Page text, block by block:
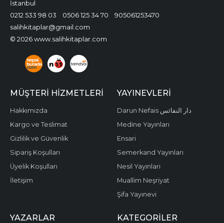
İstanbul
0212 533 98 03
0506 125 34 70
905061253470
salihkitaplar@gmail.com
© 2026 www.salihkitaplar.com
MÜŞTERI HIZMETLERI
Hakkımızda
Kargo ve Teslimat
Gizlilik ve Güvenlik
Sipariş Koşulları
Üyelik Koşulları
İletişim
YAYINEVLERI
Darun Nefais دار النفائس
Medine Yayınları
Ensari
Semerkand Yayınları
Nesil Yayınları
Muallim Neşriyat
Şifa Yayınevi
YAZARLAR KATEGORILER